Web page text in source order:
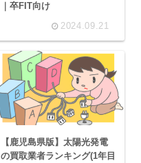
｜卒FIT向け
2024.09.21
【鹿児島県版】太陽光発電
の買取業者ランキング(1年目